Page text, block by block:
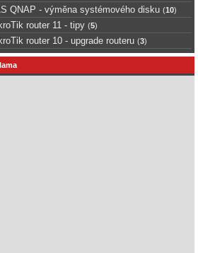
QNAP - výměna systémového disku (10)
router 11 - tipy (5)
router 10 - upgrade routeru (3)